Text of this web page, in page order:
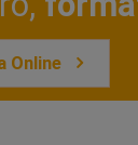
Online